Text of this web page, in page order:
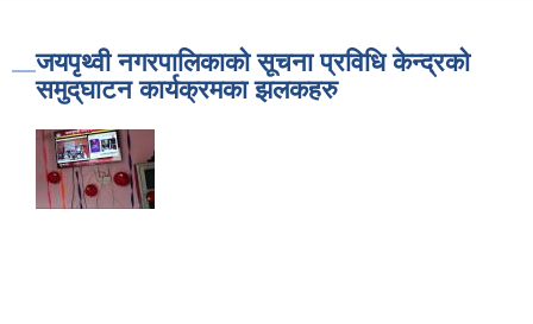
जयपृथ्वी नगरपालिकाको सूचना प्रविधि केन्द्रको
समुद्‌घाटन कार्यक्रमका झलकहरु